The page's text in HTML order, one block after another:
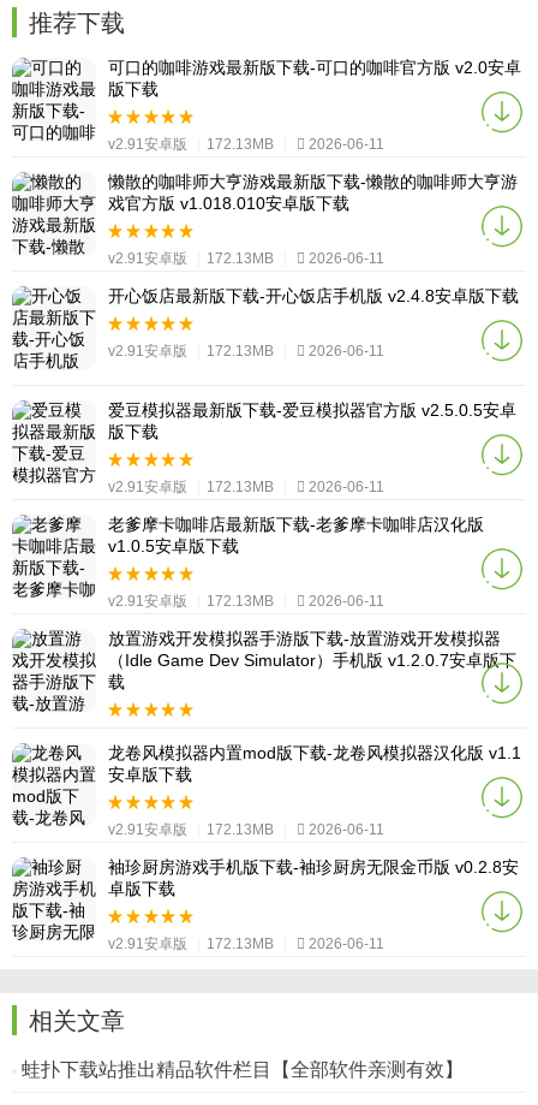
推荐下载
可口的咖啡游戏最新版下载-可口的咖啡官方版 v2.0安卓
版下载
v2.91安卓版 172.13MB 2026-06-11
懒散的咖啡师大亨游戏最新版下载-懒散的咖啡师大亨游
戏官方版 v1.018.010安卓版下载
v2.91安卓版 172.13MB 2026-06-11
开心饭店最新版下载-开心饭店手机版 v2.4.8安卓版下载
v2.91安卓版 172.13MB 2026-06-11
爱豆模拟器最新版下载-爱豆模拟器官方版 v2.5.0.5安卓
版下载
v2.91安卓版 172.13MB 2026-06-11
老爹摩卡咖啡店最新版下载-老爹摩卡咖啡店汉化版
v1.0.5安卓版下载
v2.91安卓版 172.13MB 2026-06-11
放置游戏开发模拟器手游版下载-放置游戏开发模拟器
（Idle Game Dev Simulator）手机版 v1.2.0.7安卓版下
载
龙卷风模拟器内置mod版下载-龙卷风模拟器汉化版 v1.1
安卓版下载
v2.91安卓版 172.13MB 2026-06-11
袖珍厨房游戏手机版下载-袖珍厨房无限金币版 v0.2.8安
卓版下载
v2.91安卓版 172.13MB 2026-06-11
相关文章
蛙扑下载站推出精品软件栏目【全部软件亲测有效】